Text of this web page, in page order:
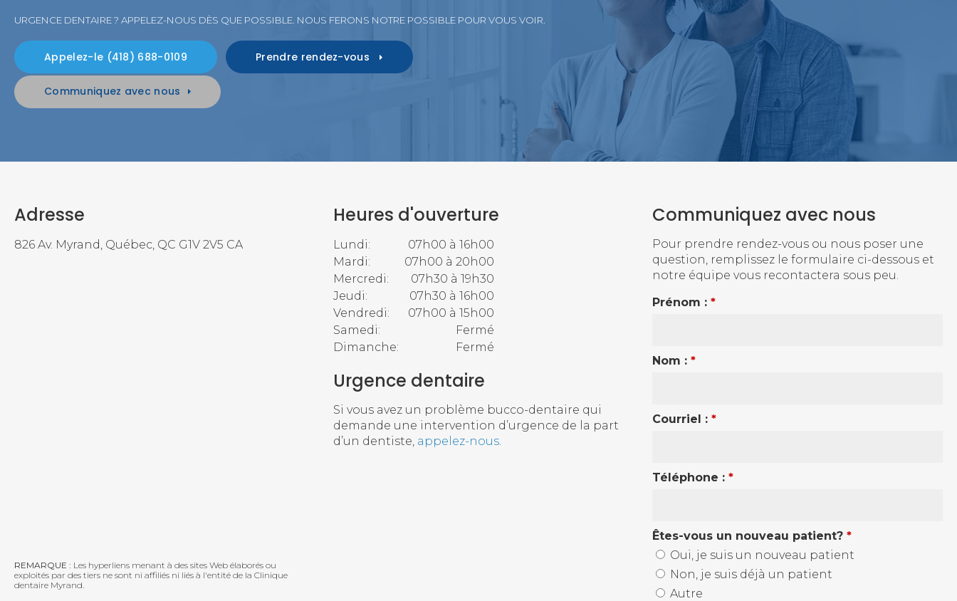
URGENCE DENTAIRE ? APPELEZ-NOUS DÈS QUE POSSIBLE. NOUS FERONS NOTRE POSSIBLE POUR VOUS VOIR.
(418) 688-0109 Prendre rendez-vous
Communiquez avec nous
Adresse
826 Av. Myrand Québec QC G1V 2V5 CA
REMARQUE : Les hyperliens menant à des sites Web élaborés ou
exploités par des tiers ne sont ni affiliés ni liés à l'entité de la Clinique
dentaire Myrand.
Heures d'ouverture
Lundi:
07h00 à 16h00
Mardi:
07h00 à 20h00
Mercredi:
07h30 à 19h30
Jeudi:
07h30 à 16h00
Vendredi:
07h00 à 15h00
Samedi:
Fermé
Dimanche:
Fermé
Urgence dentaire
Si vous avez un problème bucco-dentaire qui
demande une intervention d’urgence de la part
d’un dentiste, appelez-nous.
Communiquez avec nous
Pour prendre rendez-vous ou nous poser une
question, remplissez le formulaire ci-dessous et
notre équipe vous recontactera sous peu.
Prénom : *
Nom : *
Courriel : *
Téléphone : *
Êtes-vous un nouveau patient? *
Oui, je suis un nouveau patient
Non, je suis déjà un patient
Autre